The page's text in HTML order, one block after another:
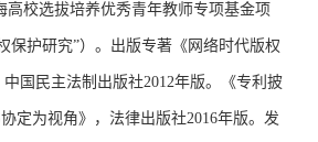
高校选拔培养优秀青年教师专项基金项
保护研究”）。出版专著《网络时代版权
国民主法制出版社2012年版。《专利披
定为视角》，法律出版社2016年版。发